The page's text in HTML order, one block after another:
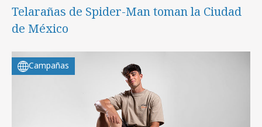
Telarañas de Spider-Man toman la Ciudad
de México
Campañas